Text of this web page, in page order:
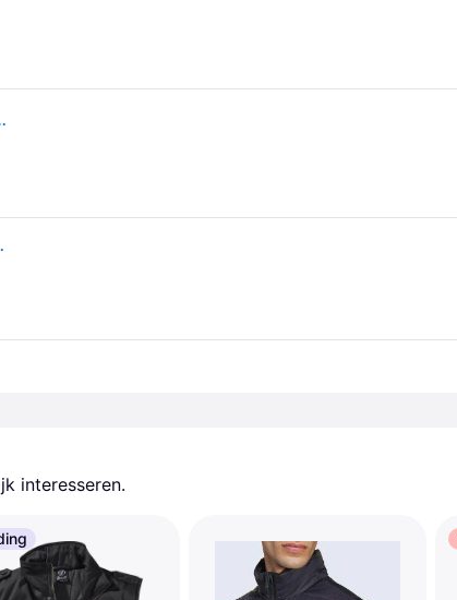
polyester, 20% katoen
Mannen - zwart
interesseren.